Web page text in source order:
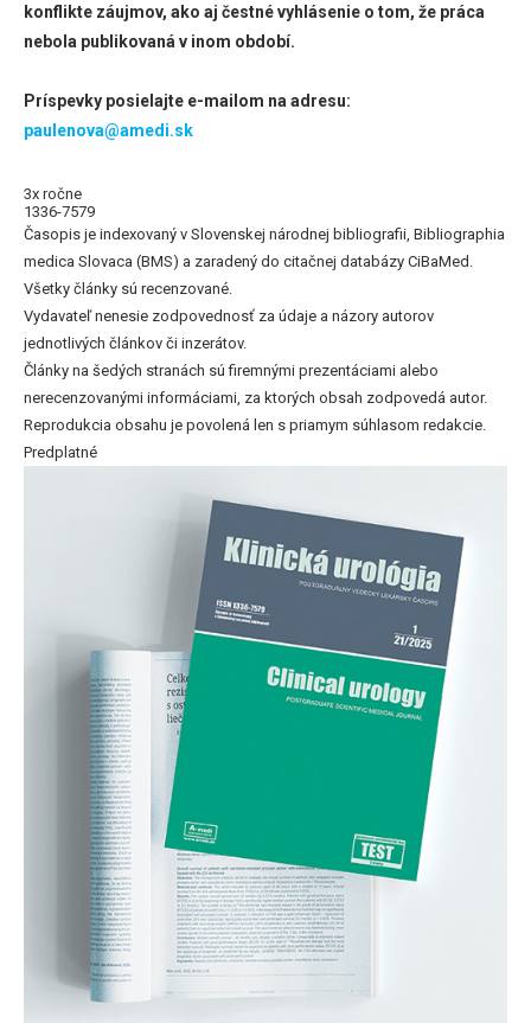
konflikte záujmov, ako aj čestné vyhlásenie o tom, že práca
nebola publikovaná v inom období.
Príspevky posielajte e-mailom na adresu:
paulenova@amedi.sk
3x ročne
1336-7579
Časopis je indexovaný v Slovenskej národnej bibliografii, Bibliographia
medica Slovaca (BMS) a zaradený do citačnej databázy CiBaMed.
Všetky články sú recenzované.
Vydavateľ nenesie zodpovednosť za údaje a názory autorov
jednotlivých článkov či inzerátov.
Články na šedých stranách sú firemnými prezentáciami alebo
nerecenzovanými informáciami, za ktorých obsah zodpovedá autor.
Reprodukcia obsahu je povolená len s priamym súhlasom redakcie.
Predplatné